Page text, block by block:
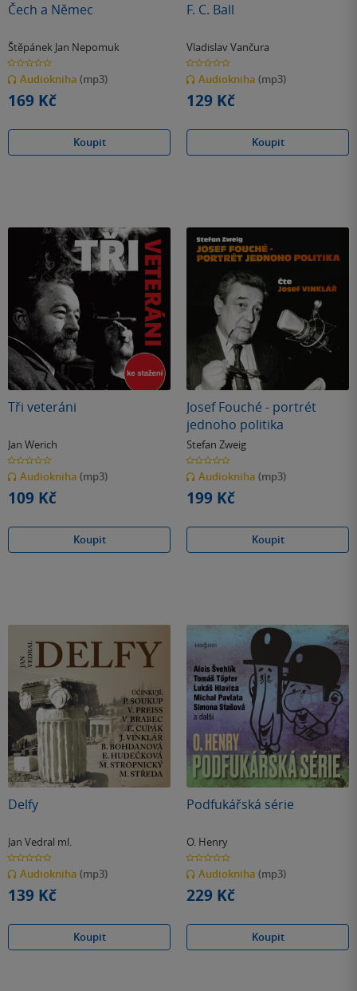
Čech a Němec
Štěpánek Jan Nepomuk
0.0
z
5
hvězdiček
Audiokniha (mp3)
169 Kč
Koupit
F. C. Ball
Vladislav Vančura
0.0
z
5
hvězdiček
Audiokniha (mp3)
129 Kč
Koupit
Tři veteráni
Jan Werich
0.0
z
5
hvězdiček
Audiokniha (mp3)
109 Kč
Koupit
Josef Fouché - portrét
jednoho politika
Stefan Zweig
0.0
z
5
hvězdiček
Audiokniha (mp3)
199 Kč
Koupit
Delfy
Jan Vedral ml.
0.0
z
5
hvězdiček
Audiokniha (mp3)
139 Kč
Koupit
Podfukářská série
O. Henry
0.0
z
5
hvězdiček
Audiokniha (mp3)
229 Kč
Koupit